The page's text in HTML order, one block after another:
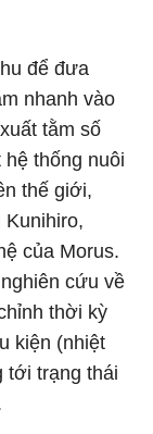
để đưa
nhanh vào
tằm số
thống nuôi
thế giới,
của Morus.
cứu về
thời kỳ
kiện (nhiệt
tới trạng thái